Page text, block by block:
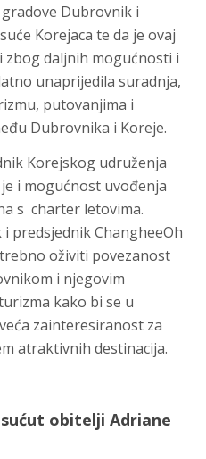
Dubrovnik i
Korejaca te da je ovaj
zbog daljnih mogućnosti i
unaprijedila suradnja,
putovanjima i
Dubrovnika i Koreje.
Korejskog udruženja
i mogućnost uvođenja
s charter letovima.
predsjednik ChangheeOh
oživiti povezanost
i njegovim
kako bi se u
zainteresiranost za
atraktivnih destinacija.
obitelji Adriane